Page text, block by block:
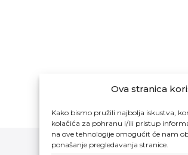
Ova stranica
Kako bismo pružili najbolja iskustva,
kolačića za pohranu i/ili pristup
na ove tehnologije omogućit će nam
ponašanje pregledavanja stranice.